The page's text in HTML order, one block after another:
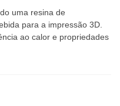
uma resina de
para a impressão 3D.
ao calor e propriedades